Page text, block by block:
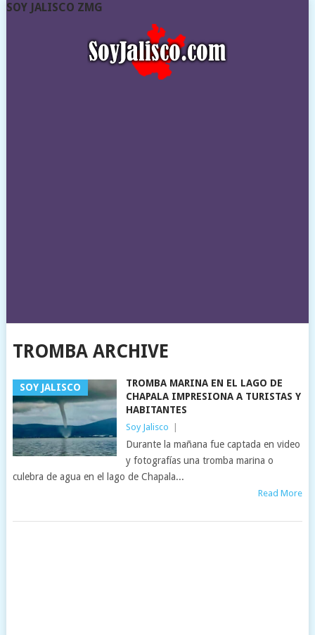
SOY JALISCO ZMG
TROMBA ARCHIVE
SOY JALISCO
TROMBA MARINA EN EL LAGO DE
CHAPALA IMPRESIONA A TURISTAS Y
HABITANTES
Soy Jalisco
Durante la mañana fue captada en video
y fotografías una tromba marina o
culebra de agua en el lago de Chapala...
Read More